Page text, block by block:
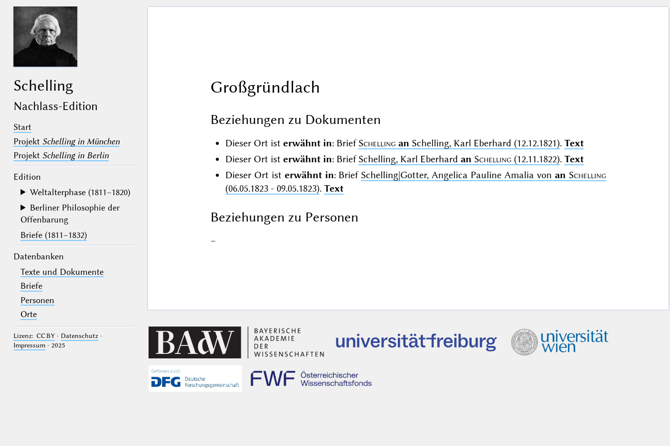
Schelling
Nachlass-Edition
Start
Projekt Schelling in München
Projekt Schelling in Berlin
Edition
Weltalterphase (1811–1820)
Berliner Philosophie der
Offenbarung
Briefe (1811–1832)
Datenbanken
Texte und Dokumente
Briefe
Personen
Orte
Lizenz: CC BY· Datenschutz·
Impressum· 2025
Großgründlach
Beziehungen zu Dokumenten
Dieser Ort ist erwähnt in: BriefSchelling an Schelling, Karl Eberhard (12.12.1821). Text
Dieser Ort ist erwähnt in: BriefSchelling, Karl Eberhard an Schelling (12.11.1822). Text
Dieser Ort ist erwähnt in: Brief Schelling|Gotter, Angelica Pauline Amalia von an Schelling
(06.05.1823 - 09.05.1823). Text
Beziehungen zu Personen
–